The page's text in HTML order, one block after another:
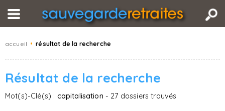
accueil • résultat de la recherche
Résultat de la recherche
Mot(s)-Clé(s) : capitalisation - 27 dossiers trouvés